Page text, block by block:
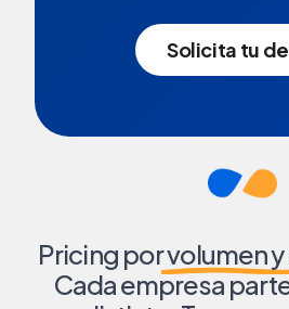
Solicita tu
Pricing porvolumen
Cada empresa